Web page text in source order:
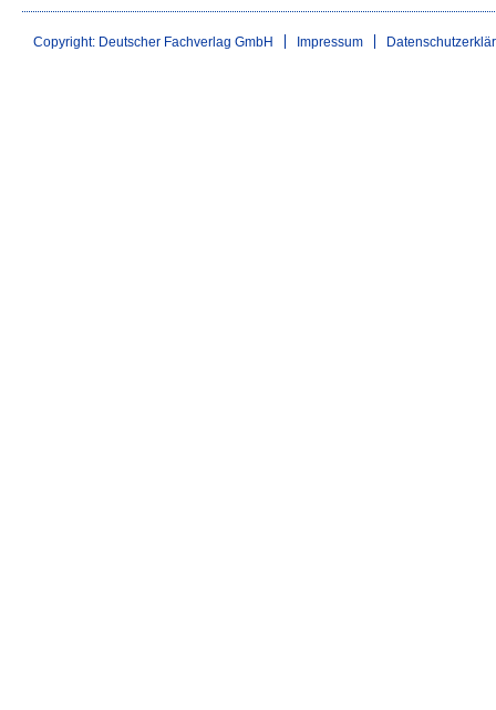
Copyright: Deutscher Fachverlag GmbH Impressum